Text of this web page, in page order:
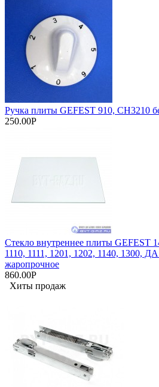
Ручка плиты GEFEST 910, СН3210
250.00Р
Стекло внутреннее плиты GEFEST
1110, 1111, 1201, 1202, 1140, 1300,
жаропрочное
860.00Р
Хиты продаж